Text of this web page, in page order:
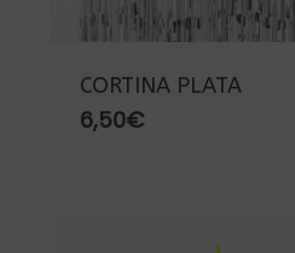
CORTINA PLATA
6,50€